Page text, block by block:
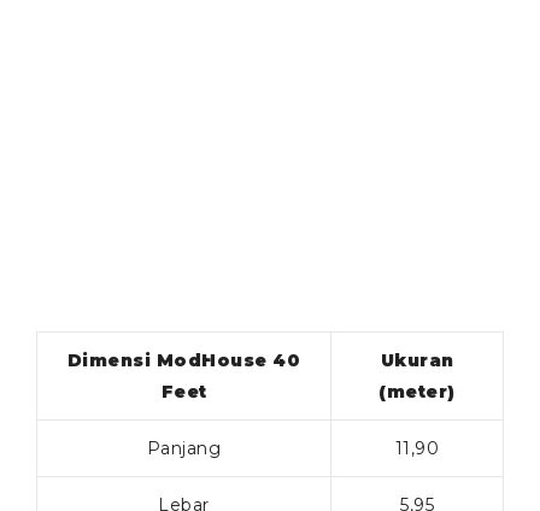
Dimensi ModHouse 40
Feet
Ukuran
(meter)
Panjang 11,90
Lebar 5,95